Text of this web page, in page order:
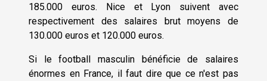
185.000 euros. Nice et Lyon suivent avec
respectivement des salaires brut moyens de
130.000 euros et 120.000 euros.
Si le football masculin bénéficie de salaires
énormes en France, il faut dire que ce n'est pas